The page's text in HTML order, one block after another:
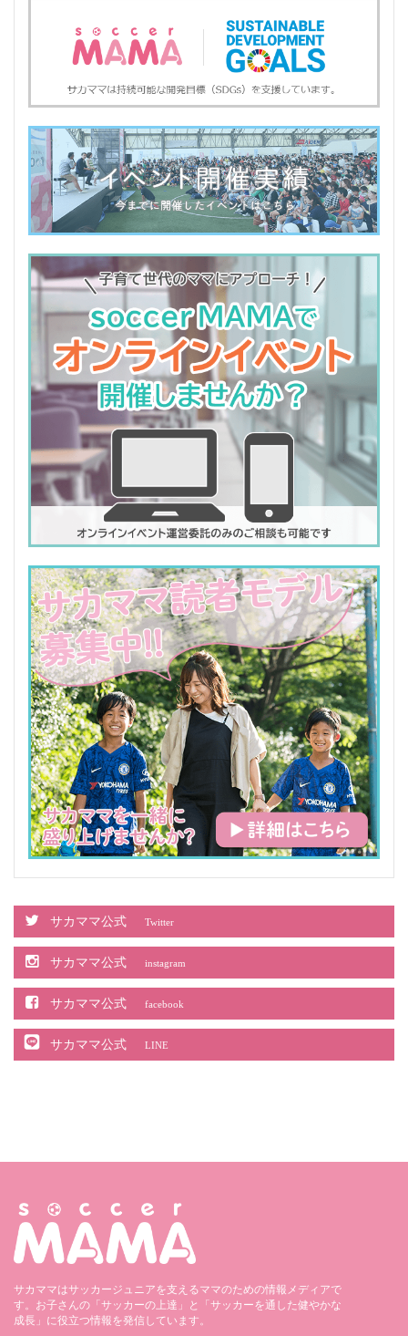
サカママ公式 Twitter
サカママ公式 instagram
サカママ公式 facebook
サカママ公式 LINE
サカママはサッカージュニアを支えるママのための情報メディアで
す。お子さんの「サッカーの上達」と「サッカーを通した健やかな
成長」に役立つ情報を発信しています。